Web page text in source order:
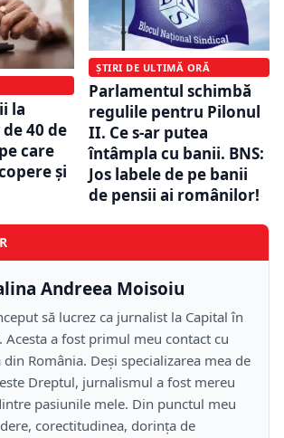
la
40 de
care
și
ȘTIRI DE ULTIMĂ ORĂ
Parlamentul schimbă
regulile pentru Pilonul
II. Ce s-ar putea
întâmpla cu banii. BNS:
Jos labele de pe banii
de pensii ai românilor!
Andreea Moisoiu
să lucrez ca jurnalist la Capital în
Acesta a fost primul meu contact cu
din România. Deși specializarea mea de
Dreptul, jurnalismul a fost mereu
pasiunile mele. Din punctul meu
corectitudinea, dorința de